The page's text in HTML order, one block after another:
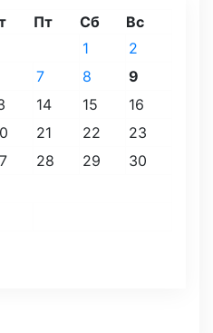
Пт Сб Вс
1
2
7 8
9
14 15
16
21 22
23
28 29
30